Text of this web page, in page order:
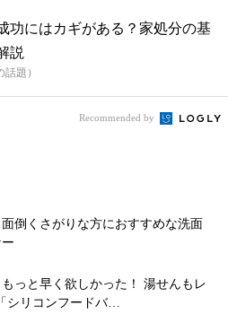
功にはカギがある？家処分の基
説
題）
Recommended by
倒くさがりな方におすすめな洗面
もっと早く欲しかった！ 湯せんもレ
シリコンフードバ…